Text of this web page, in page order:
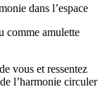
dans l’espace
comme amulette
vous et ressentez
l’harmonie circuler